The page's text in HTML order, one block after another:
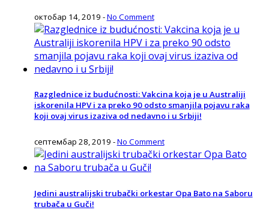
октобар 14, 2019 -No Comment
Razglednice iz budućnosti: Vakcina koja je u Australiji
iskorenila HPV i za preko 90 odsto smanjila pojavu raka
koji ovaj virus izaziva od nedavno i u Srbiji!
септембар 28, 2019 -No Comment
Jedini australijski trubački orkestar Opa Bato na Saboru
trubača u Guči!